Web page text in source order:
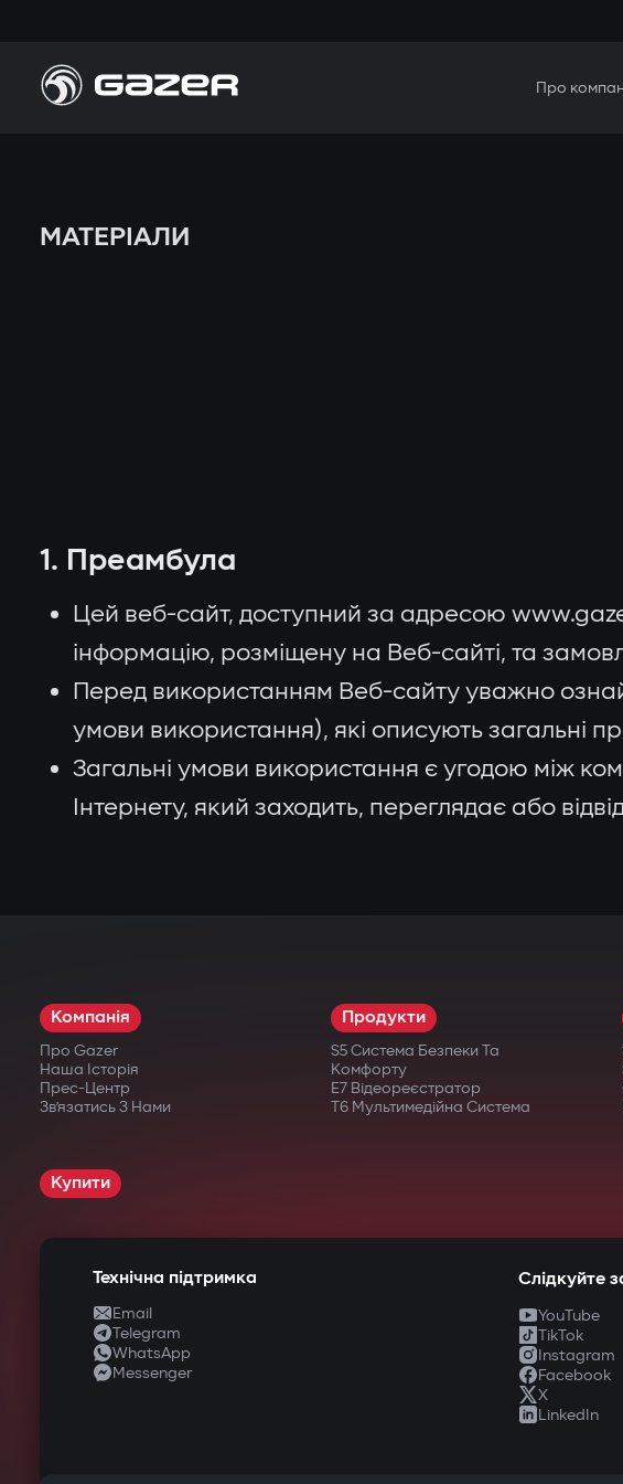
Про
МАТЕРІАЛИ
1. Преамбула
Цей веб-сайт, доступний за адресою
інформацію, розміщену на Веб-сайті, та
Перед використанням Веб-сайту уважно
умови використання), які описують загальні
Загальні умови використання є угодою між
Інтернету, який заходить, переглядає або
Компанія
Про Gazer
Наша Історія
Прес-Центр
Зв’язатись З Нами
Продукти
S5 Система Безпеки Та
Комфорту
E7 Відеореєстратор
T6 Мультимедійна Система
Купити
Технічна підтримка
Email
Telegram
WhatsApp
Messenger
Слідкуйте
YouTube
TikTok
Instagram
Facebook
X
LinkedIn